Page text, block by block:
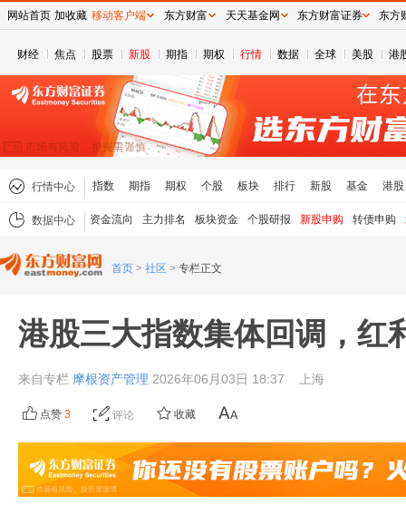
财经 焦点 股票 新股 期指 期权 行情 数据 全球 美股 港
行情中心 指数 期指 期权 个股 板块 排行 新股 基金 港股
数据中心 资金流向 主力排名 板块资金 个股研报 新股申购 转债申购
首页 > 社区 > 专栏正文
港股三大指数集体回调，红
来自专栏 摩根资产管理 2026年06月03日 18:37 上海
点赞 3 评论 收藏
网站首页 加收藏 移动客户端 东方财富 天天基金网 东方财富证券 东方